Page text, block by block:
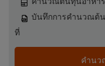
บันทึกการคำนวณต้
ที่
คำนว